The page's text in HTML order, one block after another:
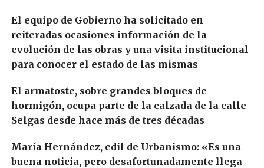
El equipo de Gobierno ha solicitado en
reiteradas ocasiones información de la
evolución de las obras y una visita institucional
para conocer el estado de las mismas
El armatoste, sobre grandes bloques de
hormigón, ocupa parte de la calzada de la calle
Selgas desde hace más de tres décadas
María Hernández, edil de Urbanismo: «Es una
buena noticia, pero desafortunadamente llega